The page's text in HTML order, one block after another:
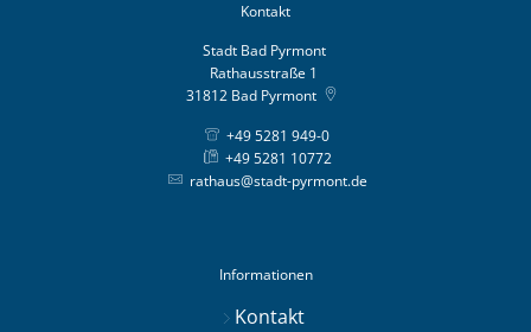
Kontakt
Stadt Bad Pyrmont
Rathausstraße 1
31812 Bad Pyrmont
+49 5281 949-0
+49 5281 10772
rathaus@stadt-pyrmont.de
Informationen
Kontakt